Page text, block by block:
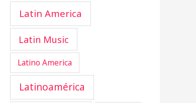
Latin America
Latin Music
Latino America
Latinoamérica